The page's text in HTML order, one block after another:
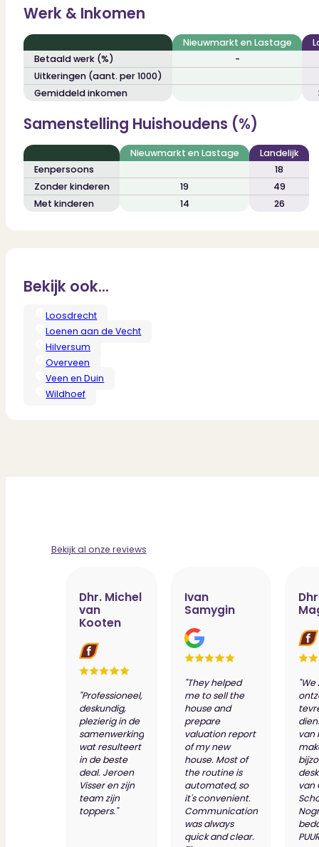
Werk & Inkomen
Nieuwmarkt en Lastage
Betaald werk (%)
-
Uitkeringen (aant. per 1000)
Gemiddeld inkomen
Samenstelling Huishoudens (%)
Nieuwmarkt en Lastage
Landelijk
Eenpersoons
18
Zonder kinderen
19
49
Met kinderen
14 26
Bekijk ook...
Loosdrecht
Loenen aan de Vecht
Hilversum
Overveen
Veen en Duin
Wildhoef
Bekijk al onze reviews
Dhr. Michel
van
Kooten
"Professioneel,
deskundig,
plezierig in de
samenwerking
wat resulteert
in de beste
deal. Jeroen
Visser en zijn
team zijn
toppers."
Ivan
Samygin
"They helped
me to sell the
house and
prepare
valuation report
of my new
house. Most of
the routine is
automated, so
it's convenient.
Communication
was always
quick and clear.
"We
van
van